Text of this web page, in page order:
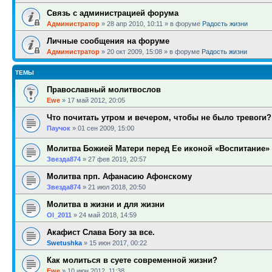
Связь с администрацией форума
Администратор » 28 апр 2010, 10:11 » в форуме Радость жизни
Личные сообщения на форуме
Администратор » 20 окт 2009, 15:08 » в форуме Радость жизни
ТЕМЫ
Православный молитвослов
Ewe » 17 май 2012, 20:05
Что почитать утром и вечером, чтобы не было тревоги?
Паучок » 01 сен 2009, 15:00
Молитва Божией Матери перед Ее иконой «Воспитание»
Звезда874 » 27 фев 2019, 20:57
Молитва прп. Афанасию Афонскому
Звезда874 » 21 июл 2018, 20:50
Молитва в жизни и для жизни
Ol_2011 » 24 май 2018, 14:59
Акафист Слава Богу за все.
Swetushka » 15 июн 2017, 00:22
Как молиться в суете современной жизни?